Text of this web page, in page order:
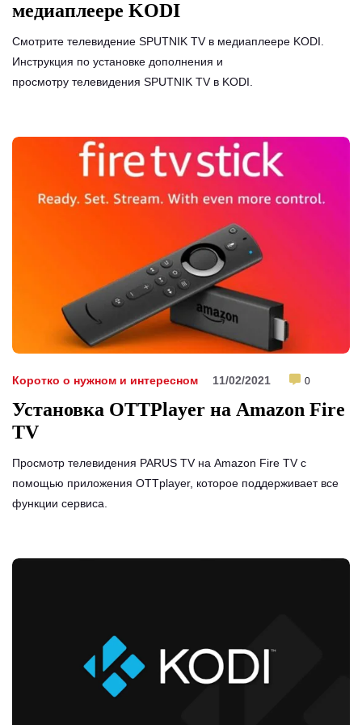
медиаплеере KODI
Смотрите телевидение SPUTNIK TV в медиаплеере KODI.
Инструкция по установке дополнения и
просмотру телевидения SPUTNIK TV в KODI.
Коротко о нужном и интересном 11/02/2021 0
Установка OTTPlayer на Amazon Fire
TV
Просмотр телевидения PARUS TV на Amazon Fire TV с
помощью приложения OTTplayer, которое поддерживает все
функции сервиса.